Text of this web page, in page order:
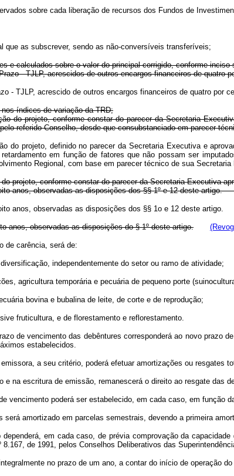
sobre cada liberação de recursos dos Fundos de
que as subscrever, sendo as não-conversíveis transferíveis;
e calculados sobre o valor do principal corrigido, conforme inciso
- TJLP, acrescidos de outros encargos financeiros de
- TJLP, acrescido de outros encargos financeiros de quatro por
índices de variação da TRD;
conforme constar do parecer da Secretaria Executiva
pelo referido Conselho, desde que consubstanciado em
do projeto, definido no parecer da Secretaria Executiva e
em função de fatores que não possam ser
Regional, com base em parecer técnico de sua
projeto, conforme constar do parecer da Secretaria Executiva
anos, observadas as disposições dos §§ 1º e 12 deste
anos, observadas as disposições dos §§ 1o e 12 deste artigo.
anos, observadas as disposições do § 1º deste artigo.
de carência, será de:
independentemente do setor ou ramo de atividade;
agricultura temporária e pecuária de pequeno porte
bovina e bubalina de leite, de corte e de reprodução;
fruticultura, e de florestamento e reflorestamento.
de vencimento das debêntures corresponderá ao novo prazo
estabelecidos.
a seu critério, poderá efetuar amortizações ou resgates
e na escritura de emissão, remanescerá o direito ao resgate das
vencimento poderá ser estabelecido, em cada caso, em função
será amortizado em parcelas semestrais, devendo a primeira
em cada caso, de prévia comprovação da
de 1991, pelos Conselhos Deliberativos das
no prazo de um ano, a contar do início de operação do